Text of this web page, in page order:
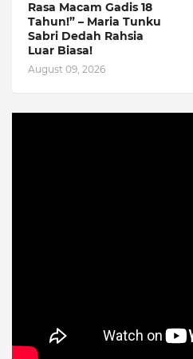
Rasa Macam Gadis 18
Tahun!” – Maria Tunku
Sabri Dedah Rahsia
Luar Biasa!
August 09, 2026